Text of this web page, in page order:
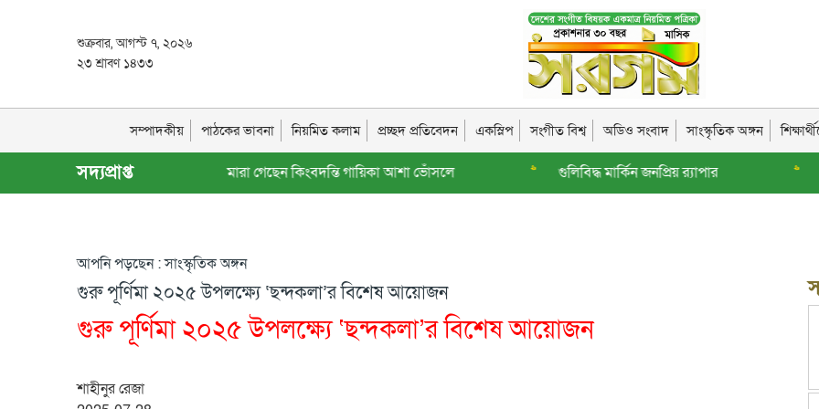
শুক্রবার, আগস্ট ৭, ২০২৬
২৩ শ্রাবণ ১৪৩৩
সম্পাদকীয় পাঠকের ভাবনা নিয়মিত কলাম প্রচ্ছদ প্রতিবেদন একস্লিপ সংগীত বিশ্ব অডিও সংবাদ সাংস্কৃতিক অঙ্গন
সদ্যপ্রাপ্ত মারা গেছেন কিংবদন্তি গায়িকা আশা ভোঁসলে গুলিবিদ্ধ মার্কিন জনপ্রিয় র‌্যাপার সরগম
আপনি পড়ছেন : সাংস্কৃতিক অঙ্গন
গুরু পূর্ণিমা ২০২৫ উপলক্ষ্যে ‘ছন্দকলা’র বিশেষ আয়োজন
গুরু পূর্ণিমা ২০২৫ উপলক্ষ্যে ‘ছন্দকলা’র বিশেষ আয়োজন
শাহীনুর রেজা